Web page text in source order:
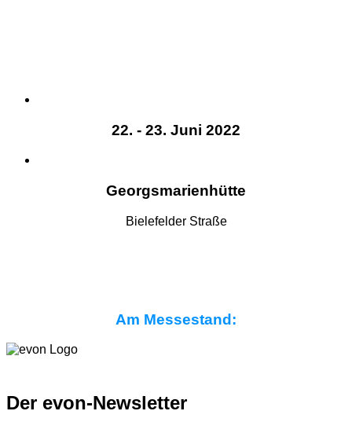
22. - 23. Juni 2022
Georgsmarienhütte
Bielefelder Straße
Am Messestand:
Der evon-Newsletter